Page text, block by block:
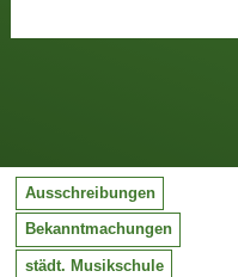
Ausschreibungen
Bekanntmachungen
städt. Musikschule